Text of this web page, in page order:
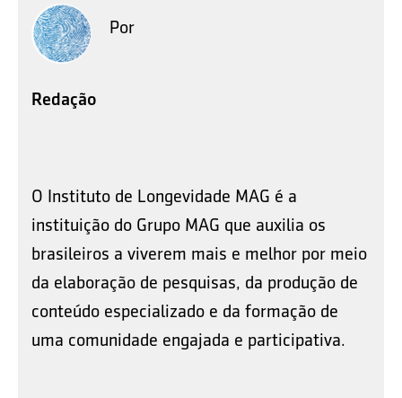
Por
Redação
O Instituto de Longevidade MAG é a
instituição do Grupo MAG que auxilia os
brasileiros a viverem mais e melhor por meio
da elaboração de pesquisas, da produção de
conteúdo especializado e da formação de
uma comunidade engajada e participativa.